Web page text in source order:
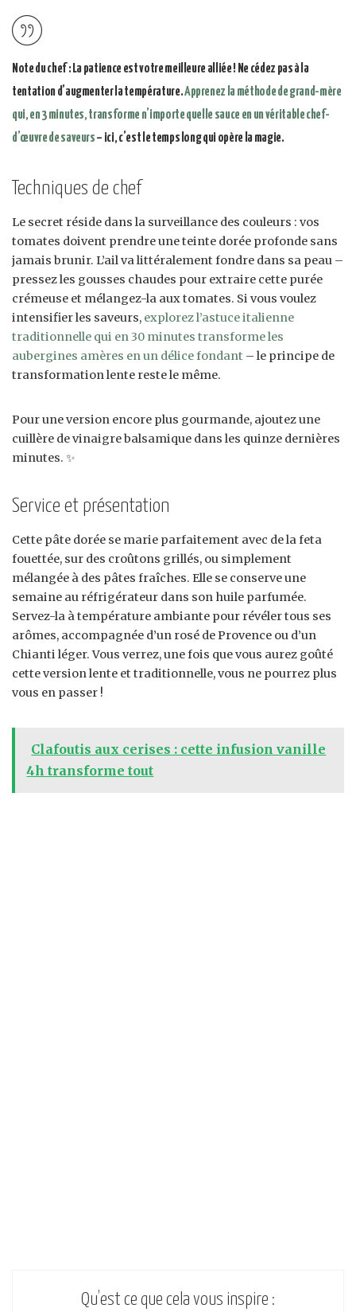
Note du chef : La patience est votre meilleure alliée ! Ne cédez pas à la
tentation d’augmenter la température.Apprenez la méthode de grand-mère
qui, en 3 minutes, transforme n’importe quelle sauce en un véritable chef-
d’œuvre de saveurs– ici, c’est le temps long qui opère la magie.
Techniques de chef
Le secret réside dans la surveillance des couleurs : vos
tomates doivent prendre une teinte dorée profonde sans
jamais brunir. L’ail va littéralement fondre dans sa peau –
pressez les gousses chaudes pour extraire cette purée
crémeuse et mélangez-la aux tomates. Si vous voulez
intensifier les saveurs, explorez l’astuce italienne
traditionnelle qui en 30 minutes transforme les
aubergines amères en un délice fondant – le principe de
transformation lente reste le même.
Pour une version encore plus gourmande, ajoutez une
cuillère de vinaigre balsamique dans les quinze dernières
minutes. ✨
Service et présentation
Cette pâte dorée se marie parfaitement avec de la feta
fouettée, sur des croûtons grillés, ou simplement
mélangée à des pâtes fraîches. Elle se conserve une
semaine au réfrigérateur dans son huile parfumée.
Servez-la à température ambiante pour révéler tous ses
arômes, accompagnée d’un rosé de Provence ou d’un
Chianti léger. Vous verrez, une fois que vous aurez goûté
cette version lente et traditionnelle, vous ne pourrez plus
vous en passer !
Clafoutis aux cerises : cette infusion vanille
4h transforme tout
Qu’est ce que cela vous inspire :